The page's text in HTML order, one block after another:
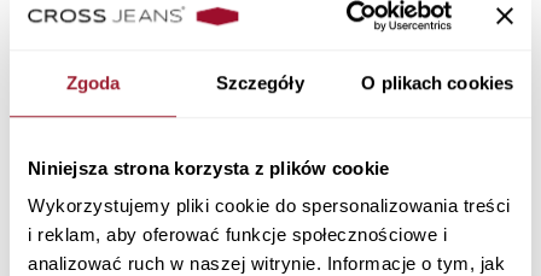
Zgoda Szczegóły O plikach cookies
Niniejsza strona korzysta z plików cookie
Wykorzystujemy pliki cookie do spersonalizowania treści
i reklam, aby oferować funkcje społecznościowe i
analizować ruch w naszej witrynie. Informacje o tym, jak
Kurtka skórzana męska czarna 40273-020
Materiał: Tkanina Główna: 55% Poliuretan 45% Bawełna, Podszewka: 100%
Kolor: BLACK
40273-020 BLACK